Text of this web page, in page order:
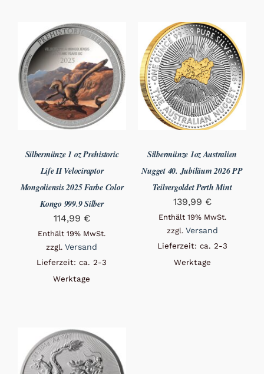
Silbermünze 1 oz Prehistoric
Life II Velociraptor
Mongoliensis 2025 Farbe Color
Kongo 999.9 Silber
114,99 €
Enthält 19% MwSt.
zzgl.Versand
Lieferzeit: ca. 2-3
Werktage
Silbermünze 1oz Australien
Nugget 40. Jubiläum 2026 PP
Teilvergoldet Perth Mint
139,99 €
Enthält 19% MwSt.
zzgl. Versand
Lieferzeit: ca. 2-3
Werktage